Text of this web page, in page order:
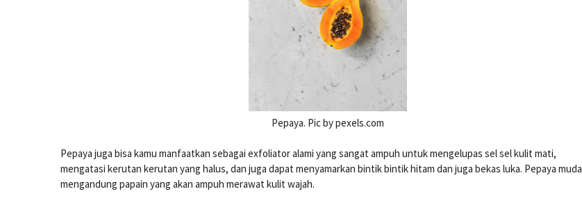
Pepaya. Pic by pexels.com
Pepaya juga bisa kamu manfaatkan sebagai exfoliator alami yang sangat ampuh untuk mengelupas sel sel kulit mati,
mengatasi kerutan kerutan yang halus, dan juga dapat menyamarkan bintik bintik hitam dan juga bekas luka. Pepaya muda
mengandung papain yang akan ampuh merawat kulit wajah.